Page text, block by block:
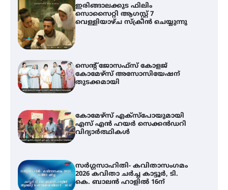
ഇരിങ്ങാലക്കുട ഫിലിം
സൊസൈറ്റി ആഗസ്റ്റ് 7
വെള്ളിയാഴ്ച സ്‌ക്രീൻ ചെയ്യുന്നു
സെന്റ് ജോസഫ്സ് കോളജ്
കോമേഴ്‌സ് അസോസിയേഷന്
തുടക്കമായി
കോമേഴ്സ് എക്സ്പോയുമായി
എസ് എൻ ഹയർ സെക്കൻഡറി
വിദ്യാർത്ഥികൾ
സർഗ്ഗസാഹിതി- കവിതാസംഗമം
2026 കവിതാ ചർച്ച കാട്ടൂർ, ടി.
കെ. ബാലൻ ഹാളിൽ 16ന്